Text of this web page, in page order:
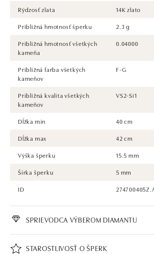
Rýdzosť zlata
14K zlato
Približná hmotnosť šperku
2.3 g
Približná hmotnosť všetkých
kameňa
0.04000
Približná farba všetkých
kameňov
F-G
Približná kvalita všetkých
kameňov
VS2-Si1
Dĺžka min
40 cm
Dĺžka max
42 cm
Výška šperku
15.5 mm
Šírka šperku
5 mm
ID
SPRIEVODCA VÝBEROM DIAMANTU
STAROSTLIVOSŤ O ŠPERK